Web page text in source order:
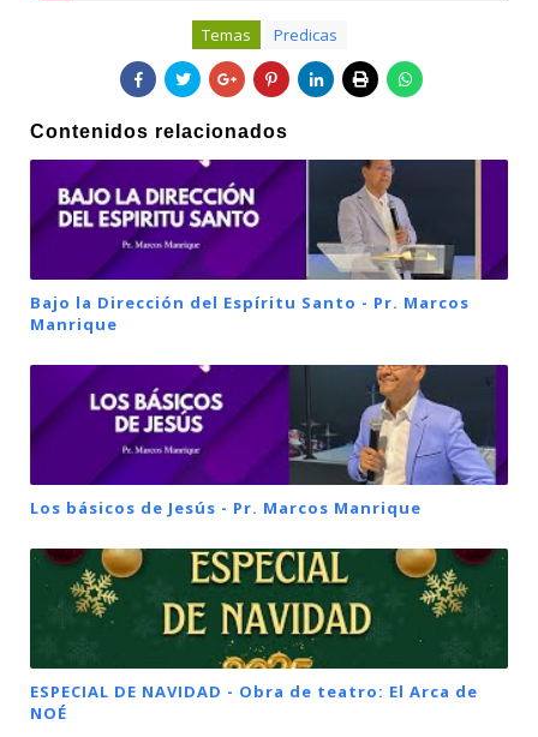
Temas Predicas
Contenidos relacionados
Bajo la Dirección del Espíritu Santo - Pr. Marcos
Manrique
Los básicos de Jesús - Pr. Marcos Manrique
ESPECIAL DE NAVIDAD - Obra de teatro: El Arca de
NOÉ